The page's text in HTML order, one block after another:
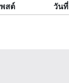
สต์ วันที่